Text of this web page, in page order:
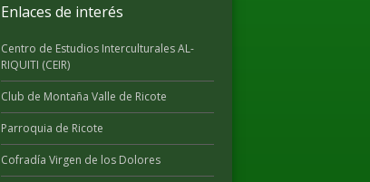
Enlaces de interés
Centro de Estudios Interculturales AL-
RIQUITI (CEIR)
Club de Montaña Valle de Ricote
Parroquia de Ricote
Cofradía Virgen de los Dolores